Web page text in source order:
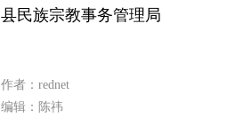
县民族宗教事务管理局
作者：rednet
编辑：陈祎